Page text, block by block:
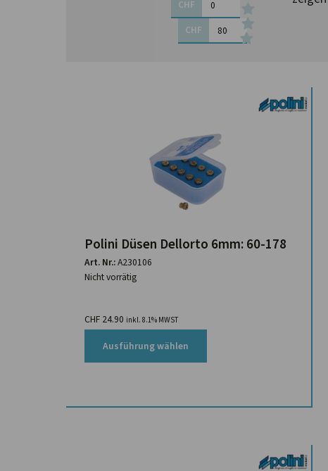
CHF
CHF
Polini Düsen Dellorto 6mm: 60-178
Art. Nr.:A230106
Nicht vorrätig
CHF 24.90 inkl. 8.1% MWST
Ausführung wählen